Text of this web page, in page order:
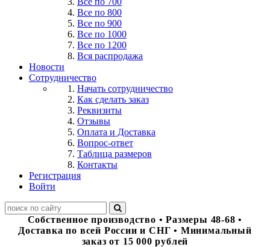
Все по 800
Все по 900
Все по 1000
Все по 1200
Вся распродажа
Новости
Сотрудничество
Начать сотрудничество
Как сделать заказ
Реквизиты
Отзывы
Оплата и Доставка
Вопрос-ответ
Таблица размеров
Контакты
Регистрация
Войти
Собственное производство • Размеры 48-68 •
Доставка по всей России и СНГ • Минимальный
заказ от 15 000 рублей